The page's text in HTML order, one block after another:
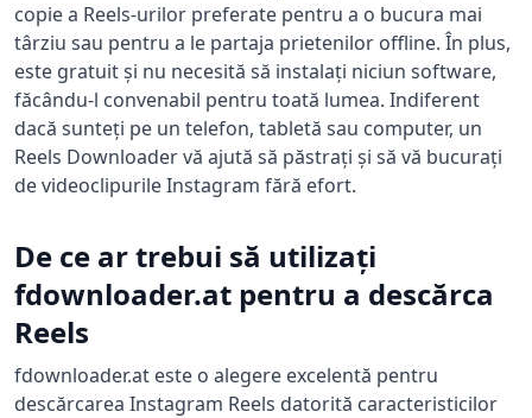
copie a Reels-urilor preferate pentru a o bucura mai
târziu sau pentru a le partaja prietenilor offline. În plus,
este gratuit și nu necesită să instalați niciun software,
făcându-l convenabil pentru toată lumea. Indiferent
dacă sunteți pe un telefon, tabletă sau computer, un
Reels Downloader vă ajută să păstrați și să vă bucurați
de videoclipurile Instagram fără efort.
De ce ar trebui să utilizați
fdownloader.at pentru a descărca
Reels
fdownloader.at este o alegere excelentă pentru
descărcarea Instagram Reels datorită caracteristicilor